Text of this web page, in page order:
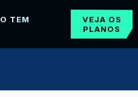
TEM
VEJA OS
PLANOS